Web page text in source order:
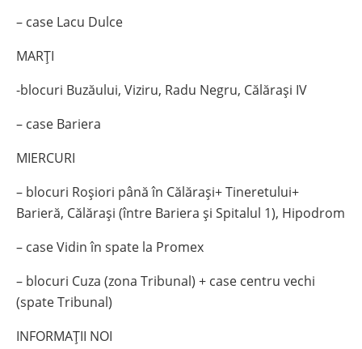
– ⁠case Lacu Dulce
MARȚI
-blocuri Buzăului, Viziru, Radu Negru, Călărași IV
– ⁠case Bariera
MIERCURI
– blocuri Roșiori până în Călărași+ Tineretului+
Barieră, Călărași (între Bariera și Spitalul 1), ⁠Hipodrom
– ⁠case Vidin în spate la Promex
– ⁠blocuri Cuza (zona Tribunal) + case centru vechi
(spate Tribunal)
INFORMAȚII NOI